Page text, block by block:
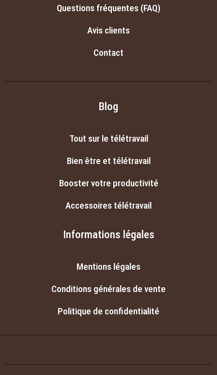
Questions fréquentes (FAQ)
Avis clients
Contact
Blog
Tout sur le télétravail
Bien être et télétravail
Booster votre productivité
Accessoires télétravail
Informations légales
Mentions légales
Conditions générales de vente
Politique de confidentialité